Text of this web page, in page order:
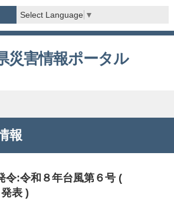
Select Language ▼
災害情報ポータル
報
令:令和８年台風第６号 (
表 )